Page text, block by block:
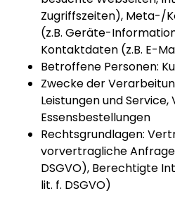
Zugriffszeiten), Meta-/
(z.B. Geräte-
Kontaktdaten (z.B. E-
Betroffene Personen:
Zwecke der
Leistungen und
Essensbestellungen
Rechtsgrundlagen:
vorvertragliche
DSGVO), Berechtigte
lit. f. DSGVO)